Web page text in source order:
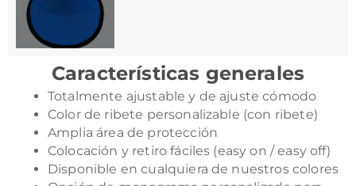
Características generales
Totalmente ajustable y de ajuste cómodo
Color de ribete personalizable (con ribete)
Amplia área de protección
Colocación y retiro fáciles (easy on / easy off)
Disponible en cualquiera de nuestros colores